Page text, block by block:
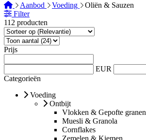
Aanbod Voeding
Oliën & Sauzen
Filter
112 producten
Prijs
EUR
Categorieën
Voeding
Ontbijt
Vlokken & Gepofte granen
Muesli & Granola
Cornflakes
Zemelen & Kiemen